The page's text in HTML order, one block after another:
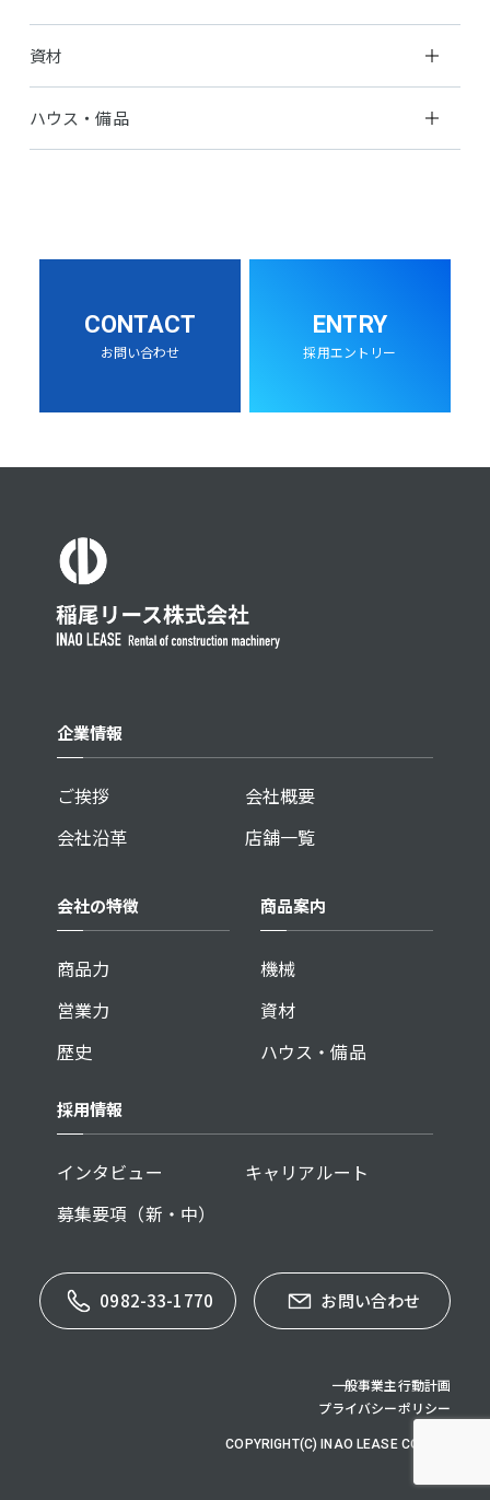
資材
ハウス・備品
CONTACT
お問い合わせ
ENTRY
採用エントリー
企業情報
ご挨拶
会社概要
会社沿革
店舗一覧
会社の特徴
商品力
営業力
歴史
商品案内
機械
資材
ハウス・備品
採用情報
インタビュー
キャリアルート
募集要項（新・中）
0982-33-1770 お問い合わせ
一般事業主行動計画
プライバシーポリシー
COPYRIGHT(C) INAO LEASE CO,.LTD.